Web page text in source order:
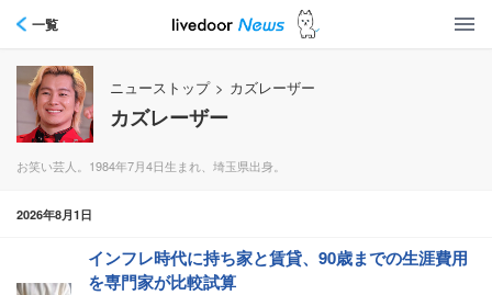
一覧
ニューストップ > カズレーザー
カズレーザー
お笑い芸人。1984年7月4日生まれ、埼玉県出身。
2026年8月1日
インフレ時代に持ち家と賃貸、90歳までの生涯費用
を専門家が比較試算